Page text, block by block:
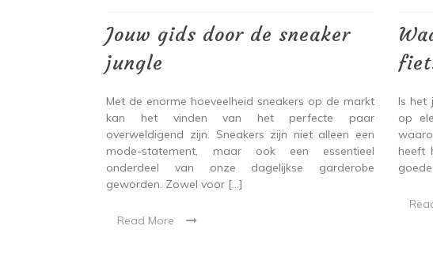
Jouw gids door de sneaker
jungle
Met de enorme hoeveelheid sneakers op de markt
kan het vinden van het perfecte paar
overweldigend zijn. Sneakers zijn niet alleen een
mode-statement, maar ook een essentieel
onderdeel van onze dagelijkse garderobe
geworden. Zowel voor […]
Read More
Is het
op
heeft